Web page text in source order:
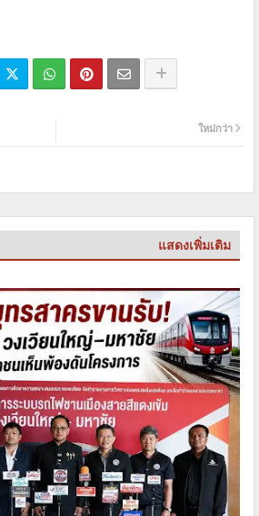
ใหม่กว่า
แสดงเพิ่มเติม